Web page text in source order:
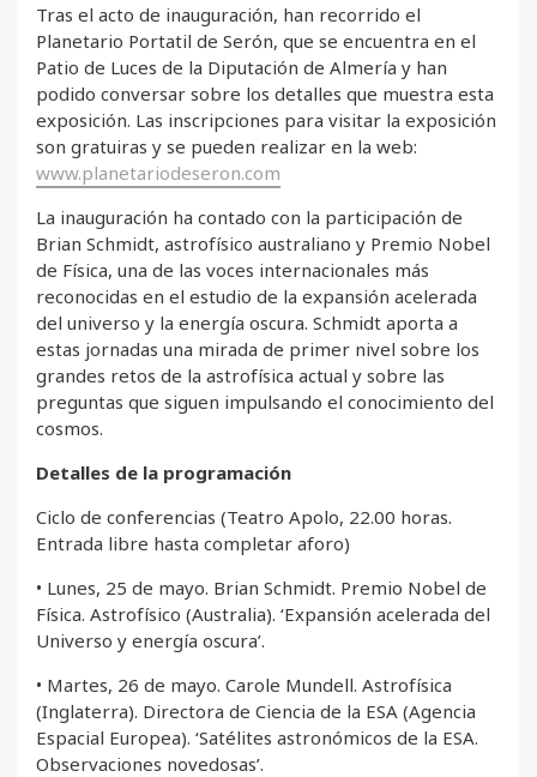
Tras el acto de inauguración, han recorrido el
Planetario Portatil de Serón, que se encuentra en el
Patio de Luces de la Diputación de Almería y han
podido conversar sobre los detalles que muestra esta
exposición. Las inscripciones para visitar la exposición
son gratuiras y se pueden realizar en la web:
www.planetariodeseron.com
La inauguración ha contado con la participación de
Brian Schmidt, astrofísico australiano y Premio Nobel
de Física, una de las voces internacionales más
reconocidas en el estudio de la expansión acelerada
del universo y la energía oscura. Schmidt aporta a
estas jornadas una mirada de primer nivel sobre los
grandes retos de la astrofísica actual y sobre las
preguntas que siguen impulsando el conocimiento del
cosmos.
Detalles de la programación
Ciclo de conferencias (Teatro Apolo, 22.00 horas.
Entrada libre hasta completar aforo)
• Lunes, 25 de mayo. Brian Schmidt. Premio Nobel de
Física. Astrofísico (Australia). ‘Expansión acelerada del
Universo y energía oscura’.
• Martes, 26 de mayo. Carole Mundell. Astrofísica
(Inglaterra). Directora de Ciencia de la ESA (Agencia
Espacial Europea). ‘Satélites astronómicos de la ESA.
Observaciones novedosas’.